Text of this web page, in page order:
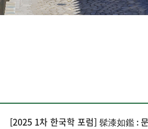
[2025 1차 한국학 포럼] 髹漆如鑑 :